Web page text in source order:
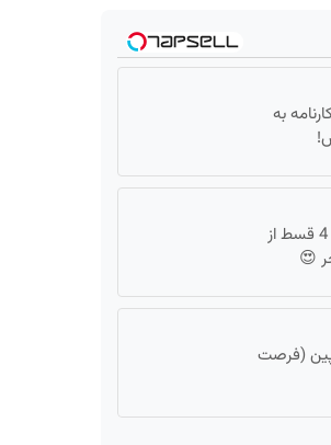
به
اینترنت LTE پیشگامان رو با 4 قسط از
😍
(فرصت